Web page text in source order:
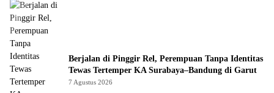
Berjalan di Pinggir Rel, Perempuan Tanpa Identitas
Tewas Tertemper KA Surabaya–Bandung di Garut
7 Agustus 2026